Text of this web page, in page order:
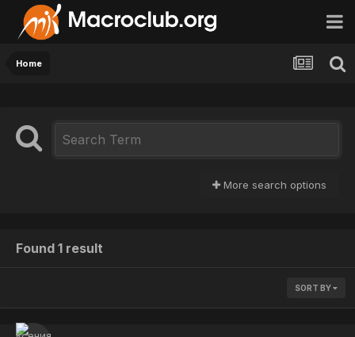
Home
More search options
Found 1 result
SORT BY